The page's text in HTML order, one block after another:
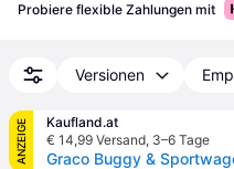
Probiere flexible Zahlungen mit
Versionen
ANZEIGE
Kaufland.at
€ 14,99 Versand, 3–6 Tage